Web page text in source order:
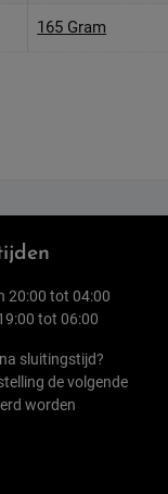
165 Gram
20:00 tot 04:00
tot 06:00
sluitingstijd?
de volgende
worden